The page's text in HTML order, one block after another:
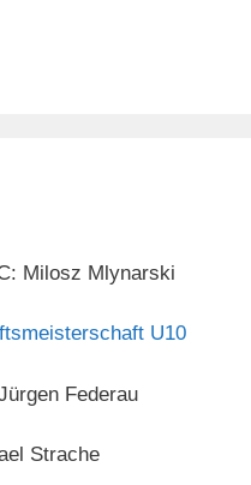
Milosz Mlynarski
U10
Federau
Strache